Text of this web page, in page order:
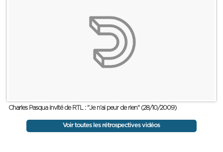
Charles Pasqua invité de RTL : "Je n'ai peur de rien" (28/10/2009)
Voir toutes les rétrospectives vidéos